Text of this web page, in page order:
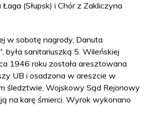
Łaga (Słupsk) i Chór z Zakliczyna
w sobotę nagrody, Danuta
była sanitariuszką 5. Wileńskiej
1946 roku została aresztowana
UB i osadzona w areszcie w
śledztwie, Wojskowy Sąd Rejonowy
na karę śmierci. Wyrok wykonano